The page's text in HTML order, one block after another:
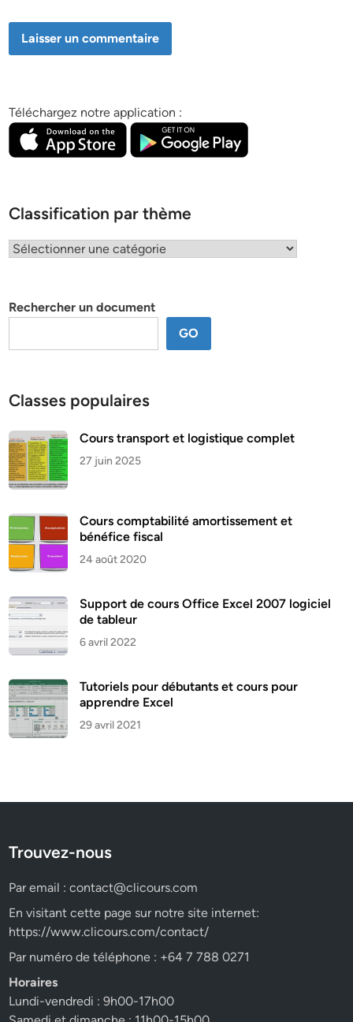
Téléchargez notre application :
Classification par thème
Classification
Rechercher un document
GO
Classes populaires
Cours transport et logistique complet
27 juin 2025
Cours comptabilité amortissement et
bénéfice fiscal
24 août 2020
Support de cours Office Excel 2007 logiciel
de tableur
6 avril 2022
Tutoriels pour débutants et cours pour
apprendre Excel
29 avril 2021
Trouvez-nous
Par email :contact@clicours.com
En visitant cette page sur notre site internet:
https://www.clicours.com/contact/
Par numéro de téléphone : +64 7 788 0271
Horaires
Lundi-vendredi : 9h00-17h00